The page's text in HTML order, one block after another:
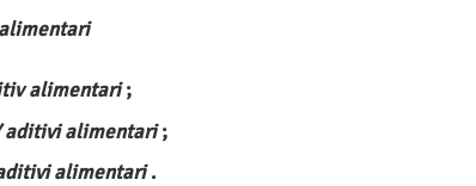
alimentari;
aditivi alimentari;
alimentari.